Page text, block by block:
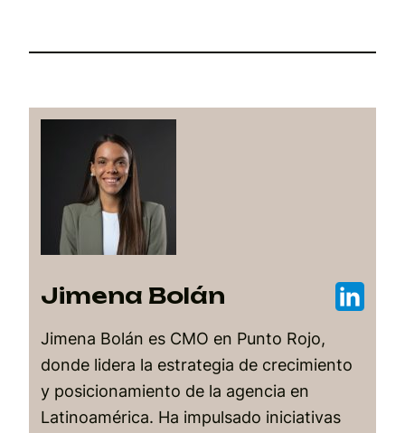
Jimena Bolán
Jimena Bolán es CMO en Punto Rojo,
donde lidera la estrategia de crecimiento
y posicionamiento de la agencia en
Latinoamérica. Ha impulsado iniciativas